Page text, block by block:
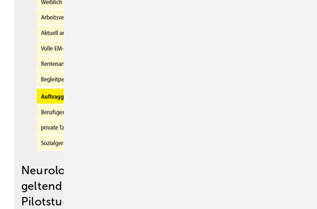
Neurologisch-Psychiatrische Begutachtung bei
geltend ­gemachtem Post-COVID-Syndrom – eine
Pilotstudie